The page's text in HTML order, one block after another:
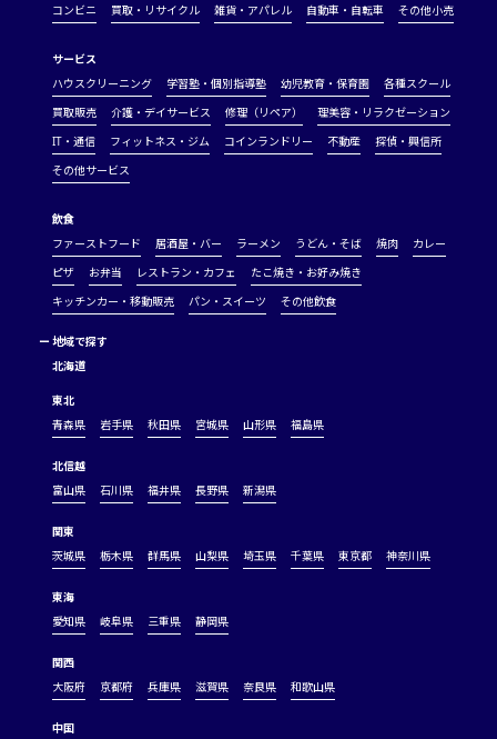
コンビニ
買取・リサイクル 雑貨・アパレル 自動車・自転車 その他小売
サービス
ハウスクリーニング
学習塾・個別指導塾 幼児教育・保育園
各種スクール
買取販売
介護・デイサービス 修理（リペア）
理美容・リラクゼーション
IT・通信
フィットネス・ジム コインランドリー 不動産
探偵・興信所
その他サービス
飲食
ファーストフード
居酒屋・バー ラーメン うどん・そば 焼肉
カレー
ピザ
お弁当 レストラン・カフェ
たこ焼き・お好み焼き
キッチンカー・移動販売
パン・スイーツ その他飲食
ー 地域で探す
北海道
東北
青森県
岩手県 秋田県 宮城県 山形県 福島県
北信越
富山県
石川県 福井県 長野県 新潟県
関東
茨城県
栃木県 群馬県 山梨県 埼玉県 千葉県 東京都 神奈川県
東海
愛知県
岐阜県 三重県 静岡県
関西
大阪府
京都府 兵庫県 滋賀県 奈良県 和歌山県
中国